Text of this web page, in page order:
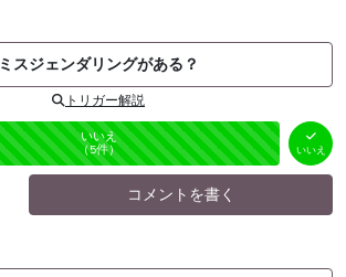
ミスジェンダリングがある？
トリガー解説
いいえ
（5件） いいえ
コメントを書く